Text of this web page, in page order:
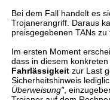
Bei dem Fall handelt es
Trojanerangriff. Daraus
preisgegebenen TANs
Im ersten Moment
dass in diesem
Fahrlässigkeit zur Last
Sicherheitshinweis
Überweisung",